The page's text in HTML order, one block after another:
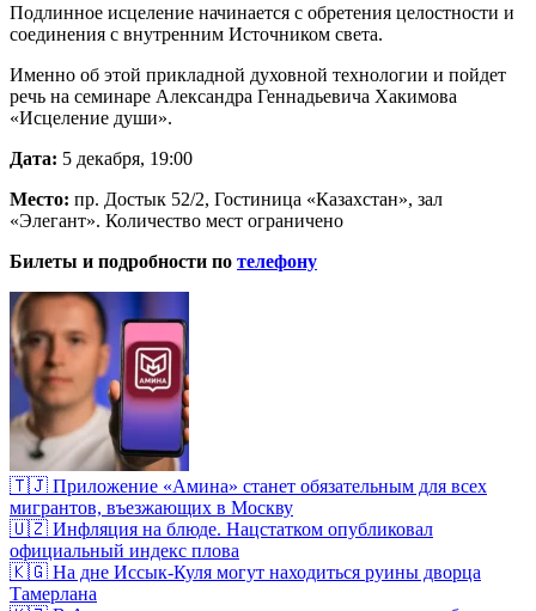
Подлинное исцеление начинается с обретения целостности и
соединения с внутренним Источником света.
Именно об этой прикладной духовной технологии и пойдет
речь на семинаре Александра Геннадьевича Хакимова
«Исцеление души».
Дата: 5 декабря, 19:00
Место: пр. Достык 52/2, Гостиница «Казахстан», зал
«Элегант». Количество мест ограничено
Билеты и подробности по телефону
🇹🇯 Приложение «Амина» станет обязательным для всех
мигрантов, въезжающих в Москву
🇺🇿 Инфляция на блюде. Нацстатком опубликовал
официальный индекс плова
🇰🇬 На дне Иссык-Куля могут находиться руины дворца
Тамерлана